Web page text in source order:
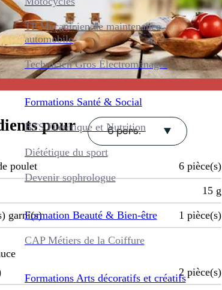
TP Mécanicien de maintenance
automobile
Technicien Gros Électroménager
Formations Santé & Social
BTS Diététique et Nutrition
Diététique du sport
Devenir sophrologue
Formation Beauté & Bien-être
CAP Métiers de la Coiffure
Formations Arts décoratifs et créatifs
pour 6 pers.
poulet 6 pièce(s)
15 g
garni(s) 1 pièce(s)
2 pièce(s)